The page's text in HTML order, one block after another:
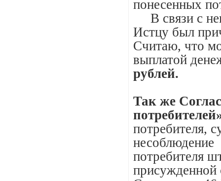
понесенных
В связи с
Истцу был
Считаю, что
выплатой
рублей.
Так же
потребителя,
несоблюдение
потребителя
присужденной